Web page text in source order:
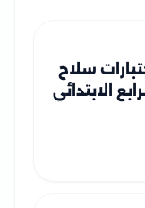
سلاح
الابتدائي
إجاباتها